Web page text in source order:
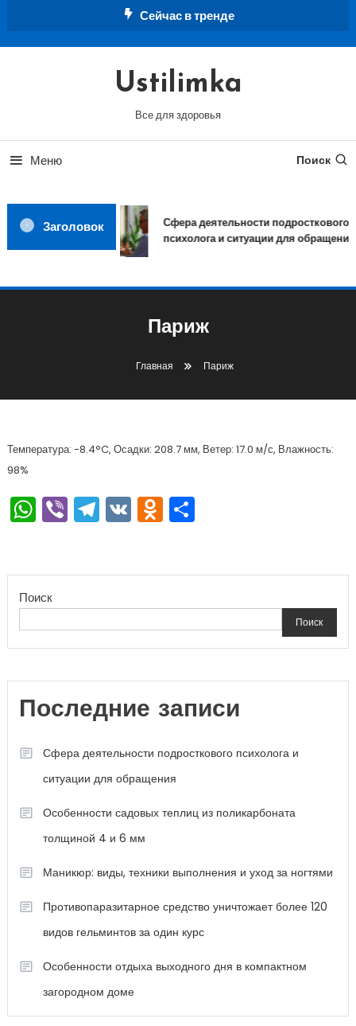
Сейчас в тренде
Ustilimka
Все для здоровья
Меню Поиск
Заголовок
Сфера деятельности подросткового
психолога и ситуации для обращения
Париж
Главная Париж
Температура: -8.4°C, Осадки: 208.7 мм, Ветер: 17.0 м/с, Влажность:
98%
WhatsApp
ViberTelegram
VKOdnoklassniki
Отправить
Поиск
Поиск
Последние записи
Сфера деятельности подросткового психолога и
ситуации для обращения
Особенности садовых теплиц из поликарбоната
толщиной 4 и 6 мм
Маникюр: виды, техники выполнения и уход за ногтями
Противопаразитарное средство уничтожает более 120
видов гельминтов за один курс
Особенности отдыха выходного дня в компактном
загородном доме